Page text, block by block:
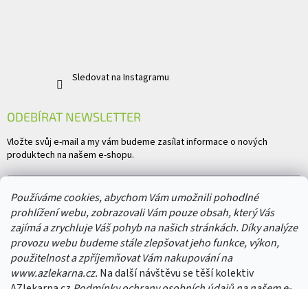
Používáme cookies, abychom Vám umožnili pohodlné
prohlížení webu, zobrazovali Vám pouze obsah, který Vás
zajímá a zrychluje Váš pohyb na našich stránkách. Díky analýze
provozu webu budeme stále zlepšovat jeho funkce, výkon,
použitelnost a zpříjemňovat Vám nakupování na
www.azlekarna.cz. Na další návštěvu se těší kolektiv
Sledovat na Instagramu
ODEBÍRAT NEWSLETTER
Vložte svůj e-mail a my vám budeme zasílat informace o nových
produktech na našem e-shopu.
Vložením e-mailu souhlasíte spodmínkami ochrany osobních údajů
PŘIHLÁSIT SE